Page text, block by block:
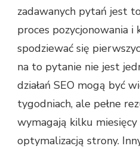
zadawanych pytań jest
proces pozycjonowania i
spodziewać się
na to pytanie nie jest
działań SEO mogą być
tygodniach, ale pełne
wymagają kilku
optymalizacją strony.